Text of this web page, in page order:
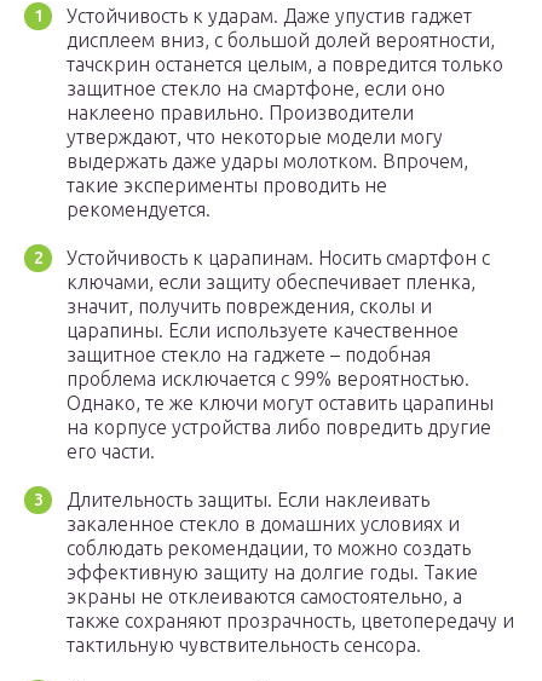
Устойчивость к ударам. Даже упустив гаджет
дисплеем вниз, с большой долей вероятности,
тачскрин останется целым, а повредится только
защитное стекло на смартфоне, если оно
наклеено правильно. Производители
утверждают, что некоторые модели могу
выдержать даже удары молотком. Впрочем,
такие эксперименты проводить не
рекомендуется.
Устойчивость к царапинам. Носить смартфон с
ключами, если защиту обеспечивает пленка,
значит, получить повреждения, сколы и
царапины. Если используете качественное
защитное стекло на гаджете – подобная
проблема исключается с 99% вероятностью.
Однако, те же ключи могут оставить царапины
на корпусе устройства либо повредить другие
его части.
Длительность защиты. Если наклеивать
закаленное стекло в домашних условиях и
соблюдать рекомендации, то можно создать
эффективную защиту на долгие годы. Такие
экраны не отклеиваются самостоятельно, а
также сохраняют прозрачность, цветопередачу и
тактильную чувствительность сенсора.